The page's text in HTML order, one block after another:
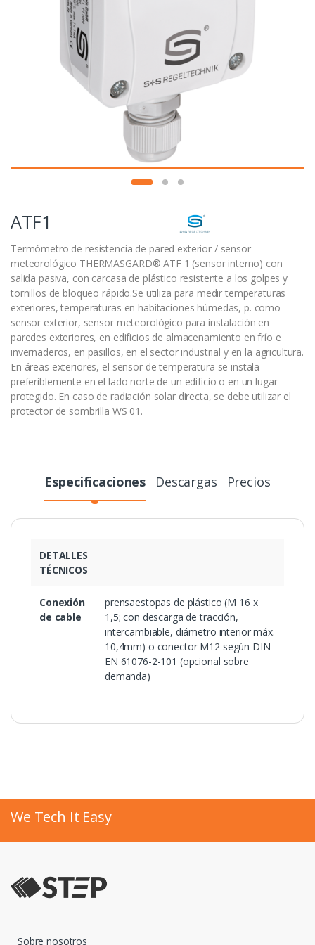
ATF1
Termómetro de resistencia de pared exterior / sensor
meteorológico THERMASGARD® ATF 1 (sensor interno) con
salida pasiva, con carcasa de plástico resistente a los golpes y
tornillos de bloqueo rápido.Se utiliza para medir temperaturas
exteriores, temperaturas en habitaciones húmedas, p. como
sensor exterior, sensor meteorológico para instalación en
paredes exteriores, en edificios de almacenamiento en frío e
invernaderos, en pasillos, en el sector industrial y en la agricultura.
En áreas exteriores, el sensor de temperatura se instala
preferiblemente en el lado norte de un edificio o en un lugar
protegido. En caso de radiación solar directa, se debe utilizar el
protector de sombrilla WS 01.
Especificaciones Descargas Precios
DETALLES
TÉCNICOS
Conexión
de cable
prensaestopas de plástico (M 16 x
1,5; con descarga de tracción,
intercambiable, diámetro interior máx.
10,4mm) o conector M12 según DIN
EN 61076-2-101 (opcional sobre
demanda)
We Tech It Easy
Sobre nosotros